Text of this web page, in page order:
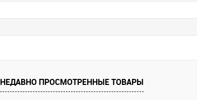
НЕДАВНО ПРОСМОТРЕННЫЕ ТОВАРЫ